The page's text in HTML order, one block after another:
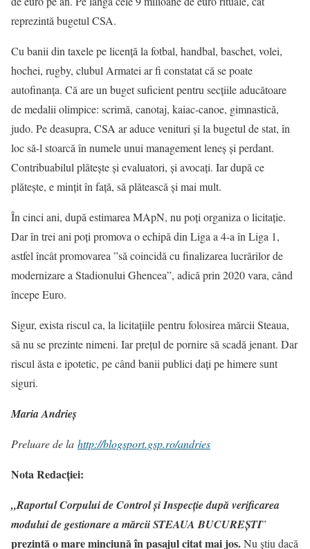
reprezintă bugetul CSA.
Cu banii din taxele pe licenţă la fotbal, handbal, baschet, volei,
hochei, rugby, clubul Armatei ar fi constatat că se poate
autofinanţa. Că are un buget suficient pentru secţiile aducătoare
de medalii olimpice: scrimă, canotaj, kaiac-canoe, gimnastică,
judo. Pe deasupra, CSA ar aduce venituri și la bugetul de stat, în
loc să-l stoarcă în numele unui management leneș și perdant.
Contribuabilul plătește și evaluatori, și avocaţi. Iar după ce
plătește, e minţit în faţă, să plătească și mai mult.
În cinci ani, după estimarea MApN, nu poţi organiza o licitaţie.
Dar în trei ani poţi promova o echipă din Liga a 4-a în Liga 1,
astfel încât promovarea ”să coincidă cu finalizarea lucrărilor de
modernizare a Stadionului Ghencea”, adică prin 2020 vara, când
începe Euro.
Sigur, exista riscul ca, la licitaţiile pentru folosirea mărcii Steaua,
să nu se prezinte nimeni. Iar preţul de pornire să scadă jenant. Dar
riscul ăsta e ipotetic, pe când banii publici daţi pe himere sunt
siguri.
Maria Andrieș
Preluare de la http://blogsport.gsp.ro/andries
NotaRedacției:
„Raportul Corpului de Control și Inspecție după verificarea
modului de gestionare a mărcii STEAUA BUCUREȘTI”
prezintă o mare minciună în pasajul citat mai jos.Nu știu dacă